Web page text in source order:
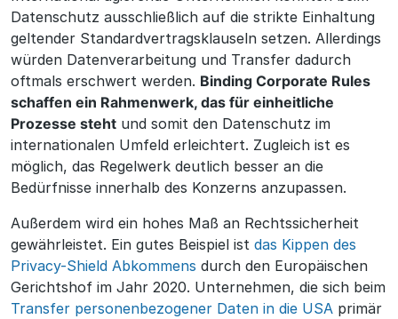
Datenschutz ausschließlich auf die strikte Einhaltung
geltender Standardvertragsklauseln setzen. Allerdings
würden Datenverarbeitung und Transfer dadurch
oftmals erschwert werden. Binding Corporate Rules
schaffen ein Rahmenwerk, das für einheitliche
Prozesse steht und somit den Datenschutz im
internationalen Umfeld erleichtert. Zugleich ist es
möglich, das Regelwerk deutlich besser an die
Bedürfnisse innerhalb des Konzerns anzupassen.
Außerdem wird ein hohes Maß an Rechtssicherheit
gewährleistet. Ein gutes Beispiel ist das Kippen des
Privacy-Shield Abkommens durch den Europäischen
Gerichtshof im Jahr 2020. Unternehmen, die sich beim
Transfer personenbezogener Daten in die USA primär